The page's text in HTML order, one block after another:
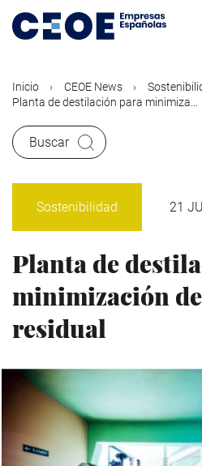
contenido
Inicio CEOE News
Planta de destilación para minimiza...
Buscar
Sostenibilidad 21
Planta de
minimización
residual